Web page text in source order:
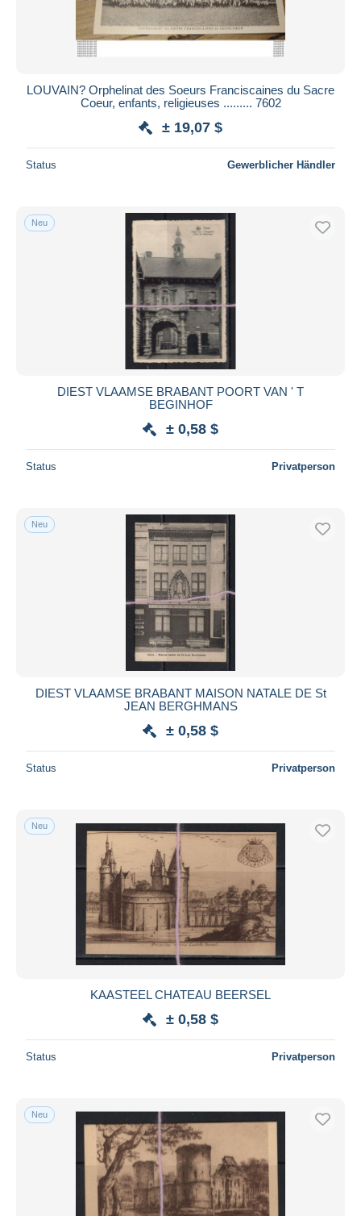
LOUVAIN? Orphelinat des Soeurs Franciscaines du Sacre
Coeur, enfants, religieuses ......... 7602
± 19,07 $
Status Gewerblicher Händler
Neu
DIEST VLAAMSE BRABANT POORT VAN ' T
BEGINHOF
± 0,58 $
Status Privatperson
Neu
DIEST VLAAMSE BRABANT MAISON NATALE DE St
JEAN BERGHMANS
± 0,58 $
Status Privatperson
Neu
KAASTEEL CHATEAU BEERSEL
± 0,58 $
Status Privatperson
Neu